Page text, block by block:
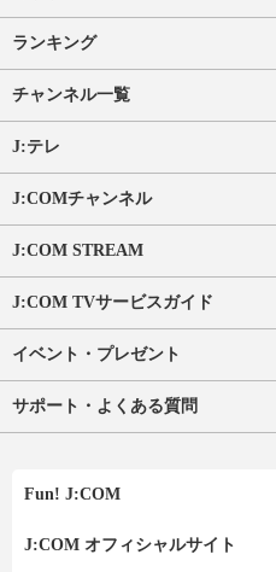
ランキング
チャンネル一覧
J:テレ
J:COMチャンネル
J:COM STREAM
J:COM TVサービスガイド
イベント・プレゼント
サポート・よくある質問
Fun! J:COM
J:COM オフィシャルサイト